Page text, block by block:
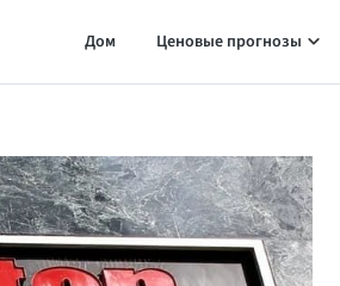
Дом Ценовые прогнозы